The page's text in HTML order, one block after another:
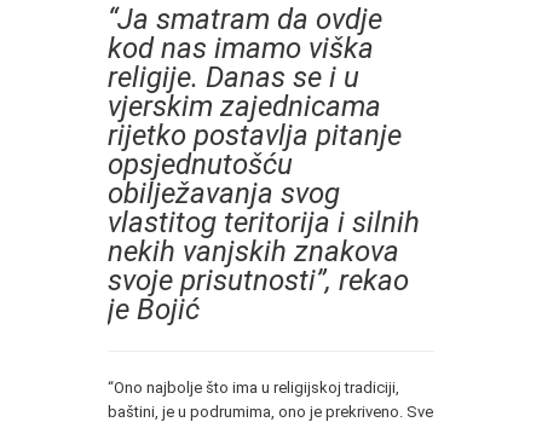
“Ja smatram da ovdje
kod nas imamo viška
religije. Danas se i u
vjerskim zajednicama
rijetko postavlja pitanje
opsjednutošću
obilježavanja svog
vlastitog teritorija i silnih
nekih vanjskih znakova
svoje prisutnosti”, rekao
je Bojić
“Ono najbolje što ima u religijskoj tradiciji,
baštini, je u podrumima, ono je prekriveno. Sve